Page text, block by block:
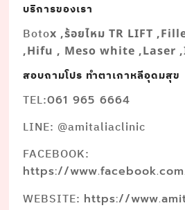
บริการของเรา
Botox ,ร้อยไหม TR LIFT
,Hifu , Meso white ,Laser
สอบถามโปร ทำตาเกาหลีอุดมสุข
TEL:061 965 6664
LINE: @amitaliaclinic
FACEBOOK:
https://
WEBSITE: https://